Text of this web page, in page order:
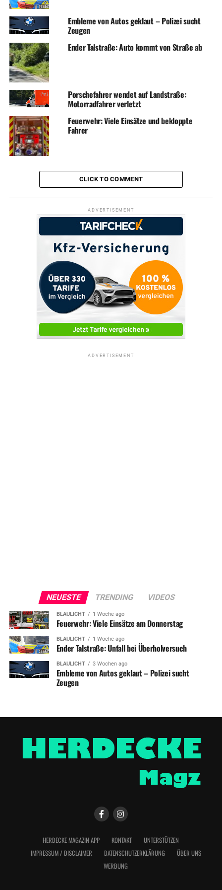
Embleme von Autos geklaut – Polizei sucht
Zeugen
Ender Talstraße: Auto kommt von Straße ab
Porschefahrer wendet auf Landstraße:
Motorradfahrer verletzt
Feuerwehr: Viele Einsätze und bekloppte
Fahrer
CLICK TO COMMENT
ADVERTISEMENT
ADVERTISEMENT
NEUESTE TRENDING VIDEOS
BLAULICHT 1 Woche ago
Feuerwehr: Viele Einsätze am Donnerstag
BLAULICHT 1 Woche ago
Ender Talstraße: Unfall bei Überholversuch
BLAULICHT 3 Wochen ago
Embleme von Autos geklaut – Polizei sucht
Zeugen
HERDECKE MAGAZIN APP KONTAKT
UNTERSTÜTZEN
IMPRESSUM / DISCLAIMER
DATENSCHUTZERKLÄRUNG
ÜBER UNS
WERBUNG